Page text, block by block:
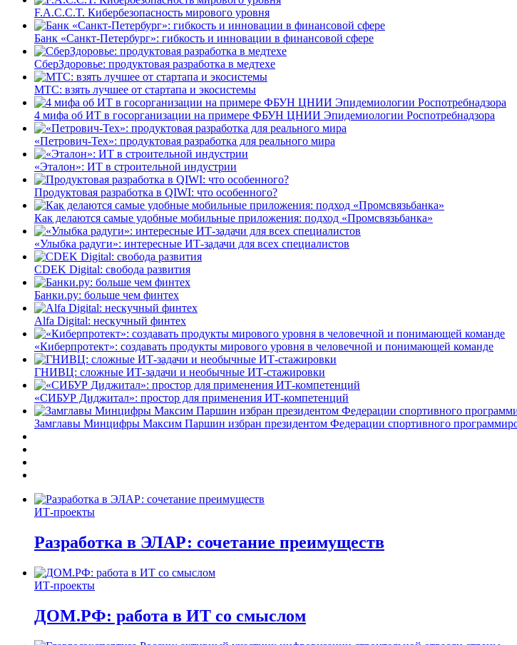
F.A.C.C.T. Кибербезопасность мирового уровня
Банк «Санкт-Петербург»: гибкость и инновации в финансовой сфере
СберЗдоровье: продуктовая разработка в медтехе
МТС: взять лучшее от стартапа и экосистемы
4 мифа об ИТ в госорганизации на примере ФБУН ЦНИИ Эпидемиологии Роспотребнадзора
«Петрович-Тех»: продуктовая разработка для реального мира
«Эталон»: ИТ в строительной индустрии
Продуктовая разработка в QIWI: что особенного?
Как делаются самые удобные мобильные приложения: подход «Промсвязьбанка»
«Улыбка радуги»: интересные ИТ-задачи для всех специалистов
CDEK Digital: свобода развития
Банки.ру: больше чем финтех
Alfa Digital: нескучный финтех
«Киберпротект»: создавать продукты мирового уровня в человечной и понимающей команде
ГНИВЦ: сложные ИТ‑задачи и необычные ИТ‑стажировки
«СИБУР Диджитал»: простор для применения ИТ-компетенций
Замглавы Минцифры Максим Паршин избран президентом Федерации спортивного
ИТ-проекты
Разработка в ЭЛАР: сочетание преимуществ
ИТ-проекты
ДОМ.РФ: работа в ИТ со смыслом